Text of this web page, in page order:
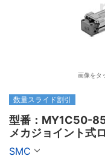
画像をタ
数量スライド割引
型番：MY1C50-
メカジョイント式
ガイド形 MY1Cシ
SMC